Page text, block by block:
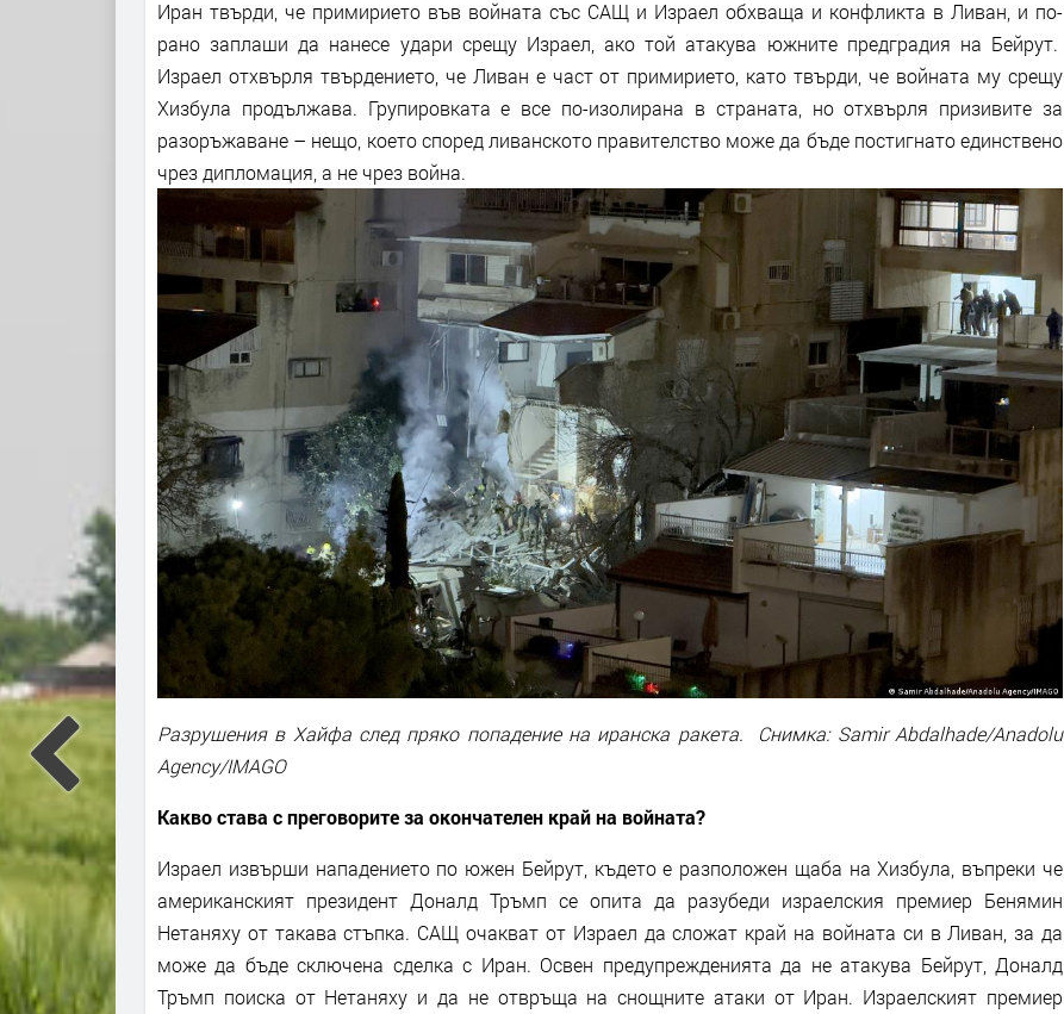
Иран твърди, че примирието във войната със САЩ и Израел обхваща и конфликта в Ливан, и по-
рано заплаши да нанесе удари срещу Израел, ако той атакува южните предградия на Бейрут.
Израел отхвърля твърдението, че Ливан е част от примирието, като твърди, че войната му срещу
Хизбула продължава. Групировката е все по-изолирана в страната, но отхвърля призивите за
разоръжаване – нещо, което според ливанското правителство може да бъде постигнато единствено
чрез дипломация, а не чрез война.
Разрушения в Хайфа след пряко попадение на иранска ракета. Снимка: Samir Abdalhade/Anadolu
Agency/IMAGO
Какво става с преговорите за окончателен край на войната?
Израел извърши нападението по южен Бейрут, където е разположен щаба на Хизбула, въпреки че
американският президент Доналд Тръмп се опита да разубеди израелския премиер Бенямин
Нетаняху от такава стъпка. САЩ очакват от Израел да сложат край на войната си в Ливан, за да
може да бъде сключена сделка с Иран. Освен предупрежденията да не атакува Бейрут, Доналд
Тръмп поиска от Нетаняху и да не отвръща на снощните атаки от Иран. Израелският премиер